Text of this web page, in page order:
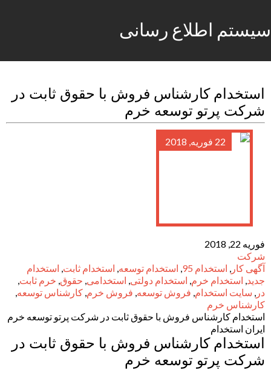
سیستم اطلاع رسانی
استخدام کارشناس فروش با حقوق ثابت در
شرکت پرتو توسعه خرم
22 فوریه, 2018
فوریه 22, 2018
شرکت
آگهی کار , استخدام 95 , استخدام توسعه, استخدام ثابت, استخدام
جدید, استخدام خرم, استخدام دولتی, استخدامی, حقوق, خرم ثابت,
در , سایت استخدام, فروش توسعه, فروش خرم, کارشناس توسعه,
کارشناس خرم
استخدام کارشناس فروش با حقوق ثابت در شرکت پرتو توسعه خرم
ایران استخدام
استخدام کارشناس فروش با حقوق ثابت در
شرکت پرتو توسعه خرم